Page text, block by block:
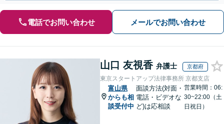
電話でお問い合わせ メールでお問い合わせ
山口 友視香 弁護士 京都府
東京スタートアップ法律事務所 京都支店
富山県
からも相
談受付中
面談方法(対面・
電話・ビデオな
ど)は応相談
営業時間：06:
30~22:00（土
日祝日）